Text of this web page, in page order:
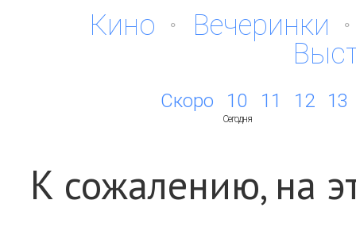
Кино
Вечеринки
Скоро 10
Сегодня
11 12 13
К сожалению, на